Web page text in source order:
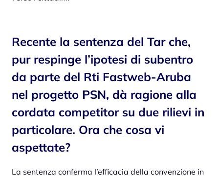
Recente la sentenza del Tar che,
pur respinge l’ipotesi di subentro
da parte del Rti Fastweb-Aruba
nel progetto PSN, dà ragione alla
cordata competitor su due rilievi in
particolare. Ora che cosa vi
aspettate?
La sentenza conferma l’efficacia della convenzione in